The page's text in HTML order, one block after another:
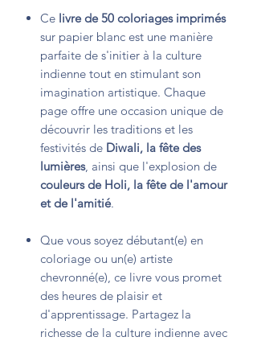
Ce livre de 50 coloriages imprimés
sur papier blanc est une manière
parfaite de s'initier à la culture
indienne tout en stimulant son
imagination artistique. Chaque
page offre une occasion unique de
découvrir les traditions et les
festivités de Diwali, la fête des
lumières, ainsi que l'explosion de
couleurs de Holi, la fête de l'amour
et de l'amitié.
Que vous soyez débutant(e) en
coloriage ou un(e) artiste
chevronné(e), ce livre vous promet
des heures de plaisir et
d'apprentissage. Partagez la
richesse de la culture indienne avec